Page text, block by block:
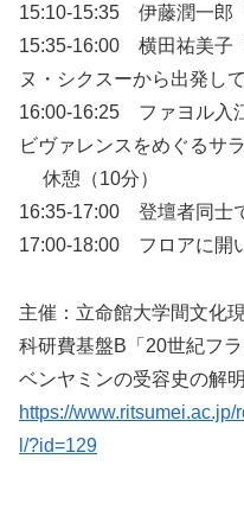
15:10-15:35 伊藤潤一郎
15:35-16:00 横田祐美子
ヌ・シクスーから出発して
16:00-16:25 ファヨル入
ビヴァレンスをめぐるサ
休憩（10分）
16:35-17:00 登壇者同士
17:00-18:00 フロアに開
主催：立命館大学間文化
科研費基盤B「20世紀フ
ベンヤミンの受容史の解明
https://
l/?id=129